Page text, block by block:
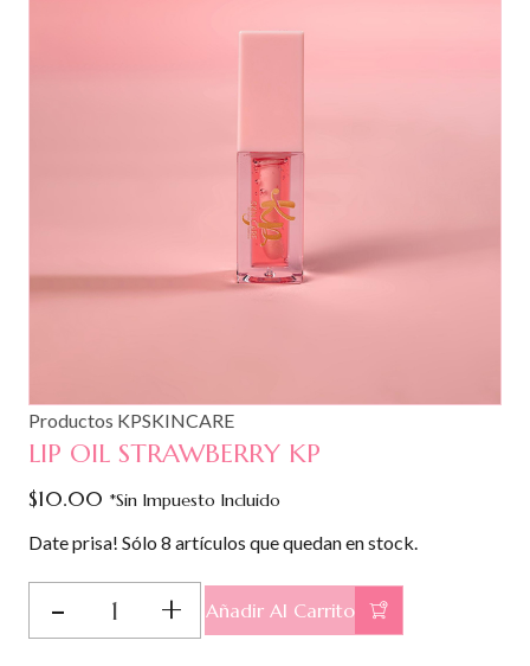
Productos KPSKINCARE
LIP OIL STRAWBERRY KP
$10.00 *Sin Impuesto Incluido
Date prisa! Sólo 8 artículos que quedan en stock.
OIL
Añadir Al Carrito